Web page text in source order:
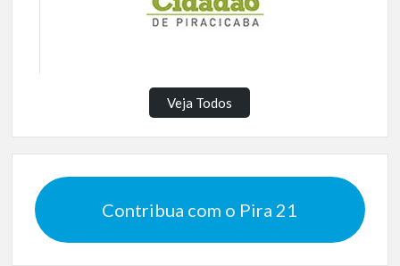
Veja Todos
Contribua com o Pira 21